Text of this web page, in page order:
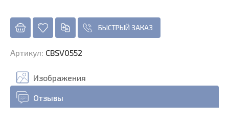
БЫСТРЫЙ ЗАКАЗ
Артикул: CBSV0552
Изображения
Отзывы